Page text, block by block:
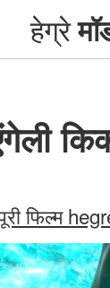
हेग्रे
फिल्म